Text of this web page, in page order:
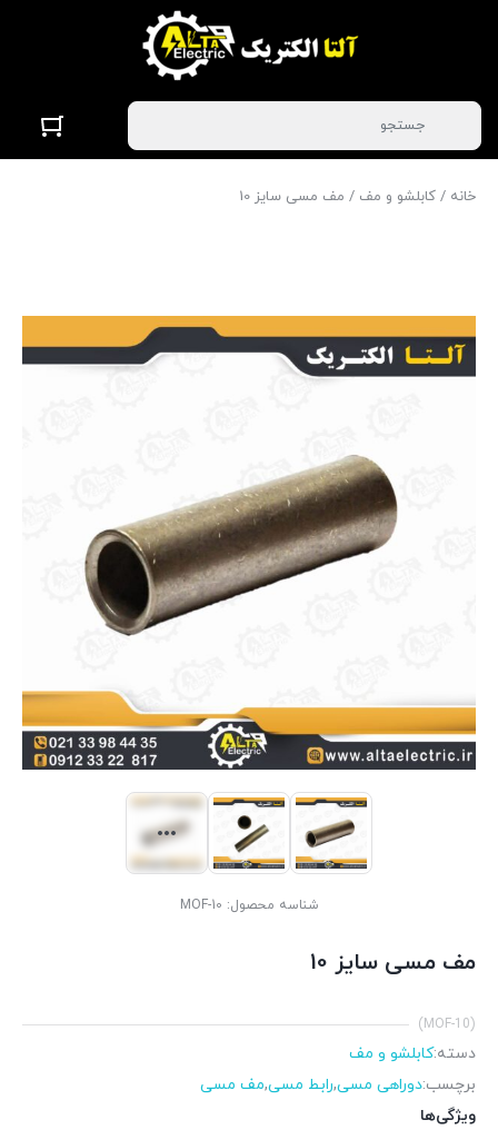
خانه / کابلشو و مف / مف مسی سایز 10
شناسه محصول: MOF-10
مف مسی سایز 10
(MOF-10)
دسته:کابلشو و مف
برچسب:دوراهی مسی,رابط مسی,مف مسی
ویژگی‌ها